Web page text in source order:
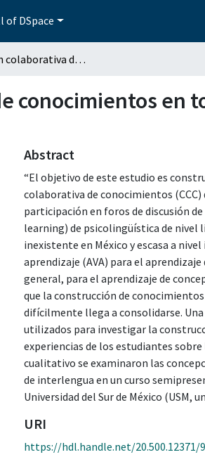
of DSpace
La creación colaborativa de conocimientos en torno a la interlengua en modalidad b-learning
conocimientos en
Abstract
“El objetivo de este estudio es
colaborativa de conocimientos
participación en foros de discusión
learning) de psicolingüística de nivel
inexistente en México y escasa a
aprendizaje (AVA) para el
general, para el aprendizaje de
que la construcción de
difícilmente llega a consolidarse.
utilizados para investigar la
experiencias de los estudiantes
cualitativo se examinaron las
de interlengua en un curso
Universidad del Sur de México (USM,
URI
https://hdl.handle.net/20.500.12371/